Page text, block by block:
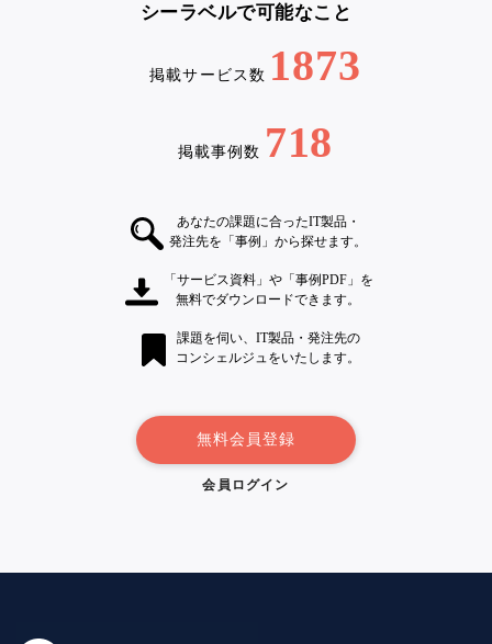
シーラベルで可能なこと
掲載サービス数 1873
掲載事例数 718
あなたの課題に合ったIT製品・
発注先を「事例」から探せます。
「サービス資料」や「事例PDF」を
無料でダウンロードできます。
課題を伺い、IT製品・発注先の
コンシェルジュをいたします。
無料会員登録
会員ログイン